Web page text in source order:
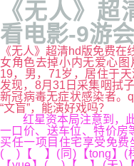
《无人》
看电影-9游会
《无人》超清hd版免费
女角色去掉小内无爱心
19，男，71岁，居住于
发现，8月31日采集咽拭
新冠病毒无症状感染者。
“文盲”，能演好戏吗？
红星资本局注意到，此
一口价、送车位、特价房
买任一项目住宅享受免
( )【 】(同)【tong】(